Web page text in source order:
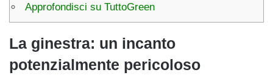
Approfondisci su TuttoGreen
La ginestra: un incanto
potenzialmente pericoloso